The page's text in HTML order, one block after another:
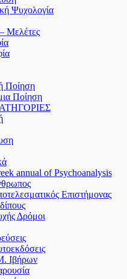
Ψυχολογία
Μελέτες
Ποίηση
Ποίηση
annual of Psychoanalysis
Επιστήμονας
Δρόμοι
Ιβήρων